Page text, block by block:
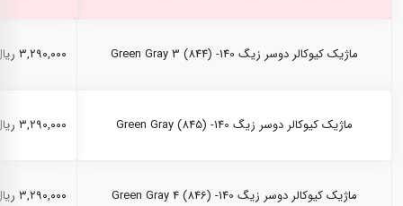
ماژیک کیوکالر دوسر زیگ Green Gray 3 (844) -140 ۳,۲۹۰,۰۰۰ ریال
ماژیک کیوکالر دوسر زیگ Green Gray (845) -140 ۳,۲۹۰,۰۰۰ ریال
ماژیک کیوکالر دوسر زیگ Green Gray 4 (846) -140 ۳,۲۹۰,۰۰۰ ریال